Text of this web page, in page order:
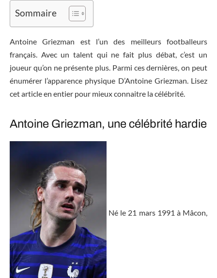
Sommaire
Antoine Griezman est l’un des meilleurs footballeurs
français. Avec un talent qui ne fait plus débat, c’est un
joueur qu’on ne présente plus. Parmi ces dernières, on peut
énumérer l’apparence physique D’Antoine Griezman. Lisez
cet article en entier pour mieux connaitre la célébrité.
Antoine Griezman, une célébrité hardie
Né le 21 mars 1991 à Mâcon,